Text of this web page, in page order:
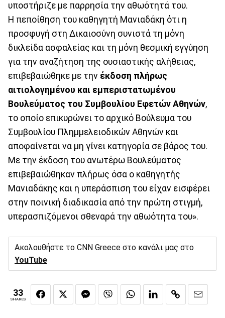
υποστήριζε με παρρησία την αθωότητά του.
Η πεποίθηση του καθηγητή Μανιαδάκη ότι η
προσφυγή στη Δικαιοσύνη συνιστά τη μόνη
δικλείδα ασφαλείας και τη μόνη θεσμική εγγύηση
για την αναζήτηση της ουσιαστικής αλήθειας,
επιβεβαιώθηκε με την έκδοση πλήρως
αιτιολογημένου και εμπεριστατωμένου
Βουλεύματος του Συμβουλίου Εφετών Αθηνών,
το οποίο επικυρώνει το αρχικό Βούλευμα του
Συμβουλίου Πλημμελειοδικών Αθηνών και
αποφαίνεται να μη γίνει κατηγορία σε βάρος του.
Με την έκδοση του ανωτέρω Βουλεύματος
επιβεβαιώθηκαν πλήρως όσα ο καθηγητής
Μανιαδάκης και η υπεράσπιση του είχαν εισφέρει
στην ποινική διαδικασία από την πρώτη στιγμή,
υπερασπιζόμενοι σθεναρά την αθωότητα του».
Ακολουθήστε το CNN Greece στο κανάλι μας στο
YouTube
33
SHARES